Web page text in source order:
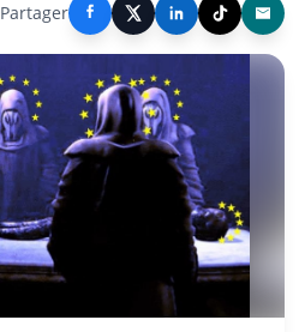
Partager